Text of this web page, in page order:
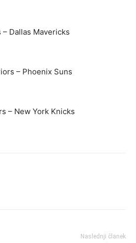
Dallas Mavericks
– Phoenix Suns
– New York Knicks
Naslednji članek